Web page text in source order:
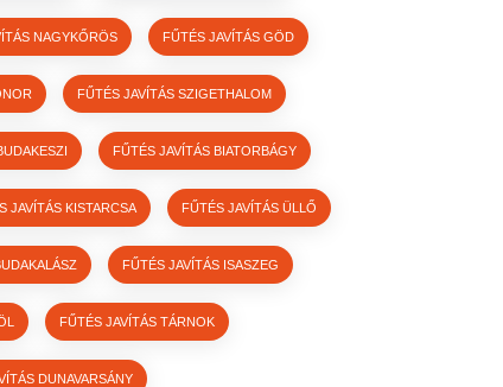
NAGYKŐRÖS FŰTÉS JAVÍTÁS GÖD
FŰTÉS JAVÍTÁS SZIGETHALOM
FŰTÉS JAVÍTÁS BIATORBÁGY
JAVÍTÁS KISTARCSA FŰTÉS JAVÍTÁS ÜLLŐ
FŰTÉS JAVÍTÁS ISASZEG
FŰTÉS JAVÍTÁS TÁRNOK
DUNAVARSÁNY